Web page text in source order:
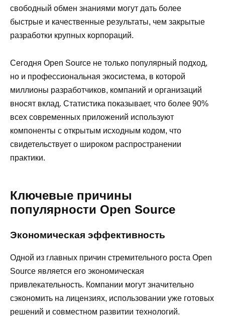
свободный обмен знаниями могут дать более
быстрые и качественные результаты, чем закрытые
разработки крупных корпораций.
Сегодня Open Source не только популярный подход,
но и профессиональная экосистема, в которой
миллионы разработчиков, компаний и организаций
вносят вклад. Статистика показывает, что более 90%
всех современных приложений используют
компоненты с открытым исходным кодом, что
свидетельствует о широком распространении
практики.
Ключевые причины
популярности Open Source
Экономическая эффективность
Одной из главных причин стремительного роста Open
Source является его экономическая
привлекательность. Компании могут значительно
сэкономить на лицензиях, использовании уже готовых
решений и совместном развитии технологий.